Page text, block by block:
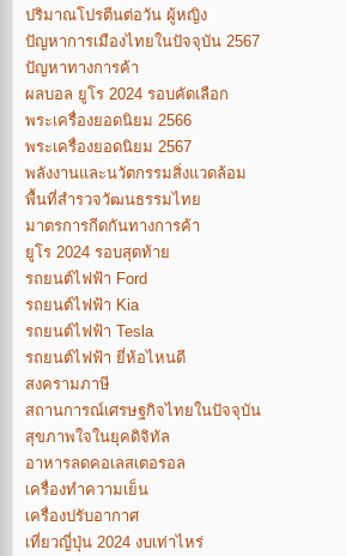
ปริมาณโปรตีนต่อวัน ผู้หญิง
ปัญหาการเมืองไทยในปัจจุบัน 2567
ปัญหาทางการค้า
ผลบอล ยูโร 2024 รอบคัดเลือก
พระเครื่องยอดนิยม 2566
พระเครื่องยอดนิยม 2567
พลังงานและนวัตกรรมสิ่งแวดล้อม
พื้นที่สำรวจวัฒนธรรมไทย
มาตรการกีดกันทางการค้า
ยูโร 2024 รอบสุดท้าย
รถยนต์ไฟฟ้า Ford
รถยนต์ไฟฟ้า Kia
รถยนต์ไฟฟ้า Tesla
รถยนต์ไฟฟ้า ยี่ห้อไหนดี
สงครามภาษี
สถานการณ์เศรษฐกิจไทยในปัจจุบัน
สุขภาพใจในยุคดิจิทัล
อาหารลดคอเลสเตอรอล
เครื่องทำความเย็น
เครื่องปรับอากาศ
เที่ยวญี่ปุ่น 2024 งบเท่าไหร่